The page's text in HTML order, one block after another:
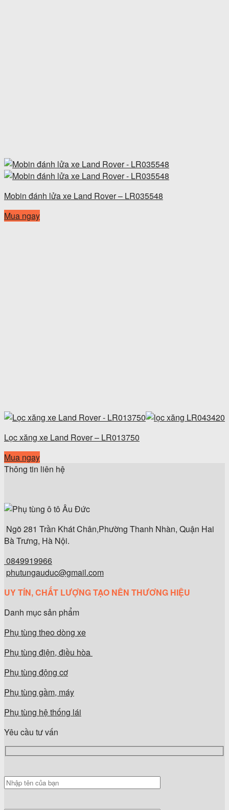
Mobin đánh lửa xe Land Rover – LR035548
Mua ngay
Lọc xăng xe Land Rover – LR013750
Mua ngay
Thông tin liên hệ
Ngõ 281 Trần Khát Chân,Phường Thanh Nhàn, Quận Hai
Bà Trưng, Hà Nội.
0849919966
phutungauduc@gmail.com
UY TÍN, CHẤT LƯỢNG TẠO NÊN THƯƠNG HIỆU
Danh mục sản phẩm
Phụ tùng theo dòng xe
Phụ tùng điện, điều hòa
Phụ tùng động cơ
Phụ tùng gầm, máy
Phụ tùng hệ thống lái
Yêu cầu tư vấn